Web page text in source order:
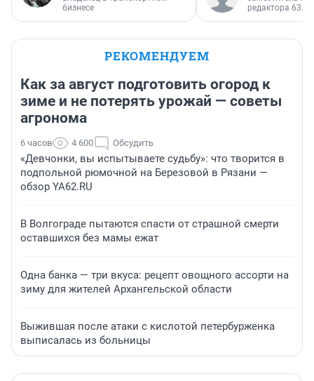
бизнесе
редактора 63.RU
РЕКОМЕНДУЕМ
Как за август подготовить огород к
зиме и не потерять урожай — советы
агронома
6 часов 4 600 Обсудить
«Девчонки, вы испытываете судьбу»: что творится в
подпольной рюмочной на Березовой в Рязани —
обзор YA62.RU
В Волгограде пытаются спасти от страшной смерти
оставшихся без мамы ежат
Одна банка — три вкуса: рецепт овощного ассорти на
зиму для жителей Архангельской области
Выжившая после атаки с кислотой петербурженка
выписалась из больницы